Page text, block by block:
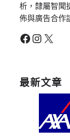
析，隸屬智聞
佈與廣告合作
Facebook Instagram X
最新文章